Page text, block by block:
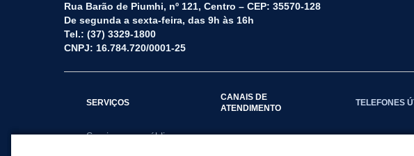
Rua Barão de Piumhi, nº 121, Centro – CEP: 35570-128
De segunda a sexta-feira, das 9h às 16h
Tel.: (37) 3329-1800
CNPJ: 16.784.720/0001-25
SERVIÇOS
Serviços por público
CANAIS DE
ATENDIMENTO
TELEFONES